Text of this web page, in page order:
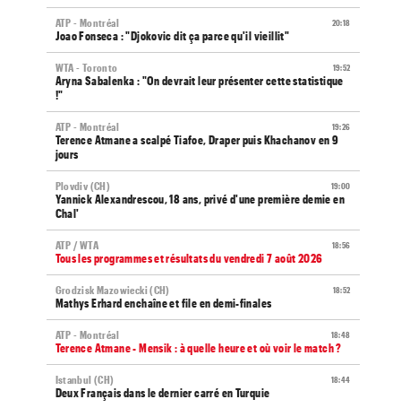
20:18
ATP - Montréal
Joao Fonseca : "Djokovic dit ça parce qu'il vieillit"
19:52
WTA - Toronto
Aryna Sabalenka : "On devrait leur présenter cette statistique
!"
19:26
ATP - Montréal
Terence Atmane a scalpé Tiafoe, Draper puis Khachanov en 9
jours
19:00
Plovdiv (CH)
Yannick Alexandrescou, 18 ans, privé d'une première demie en
Chal'
18:56
ATP / WTA
Tous les programmes et résultats du vendredi 7 août 2026
18:52
Grodzisk Mazowiecki (CH)
Mathys Erhard enchaîne et file en demi-finales
18:48
ATP - Montréal
Terence Atmane - Mensik : à quelle heure et où voir le match ?
18:44
Istanbul (CH)
Deux Français dans le dernier carré en Turquie